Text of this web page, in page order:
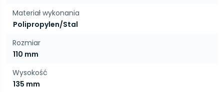
Materiał wykonania
Polipropylen/Stal
Rozmiar
110 mm
Wysokość
135 mm